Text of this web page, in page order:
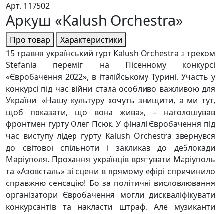
Арт. 117502
Аркуш «Kalush Orchestra»
Про товар
Характеристики
15 травня український гурт Kalush Orchestra з треком
Stefania переміг на Пісенному конкурсі
«Євробачення 2022», в італійському Турині. Участь у
конкурсі під час війни стала особливо важливою для
України. «Нашу культуру хочуть знищити, а ми тут,
щоб показати, що вона жива», – наголошував
фронтмен гурту Олег Псюк. У фіналі Євробачення під
час виступу лідер гурту Kalush Orchestra звернувся
до світової спільноти і закликав до деблокади
Маріуполя. Прохання українців врятувати Маріуполь
та «Азовсталь» зі сцени в прямому ефірі спричинило
справжню сенсацію! Бо за політичні висловлювання
організатори Євробачення могли дискваліфікувати
конкурсантів та накласти штраф. Але музиканти